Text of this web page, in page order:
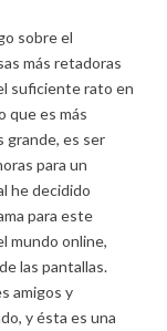
sobre el
más retadoras
suficiente rato en
que es más
grande, es ser
para un
he decidido
para este
mundo online,
las pantallas.
amigos y
y ésta es una